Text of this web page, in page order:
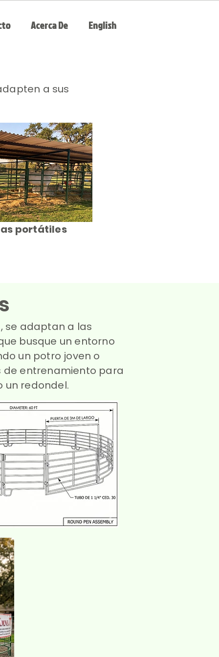
Acerca De English
a sus
portátiles
se adaptan a las
busque un entorno
un potro joven o
entrenamiento para
un redondel.